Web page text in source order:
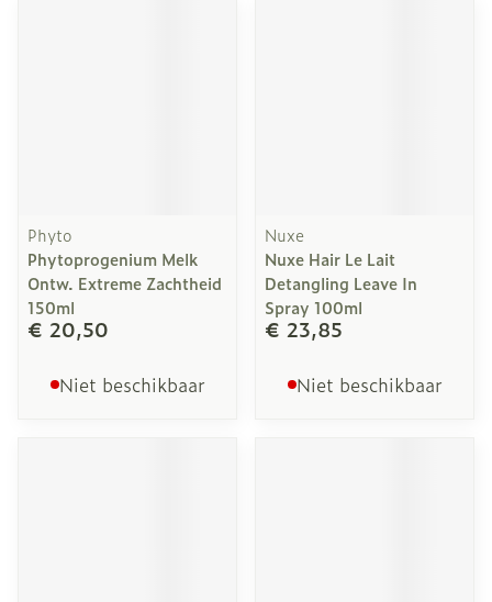
Phyto
Phytoprogenium Melk
Ontw. Extreme Zachtheid
150ml
€ 20,50
Niet beschikbaar
Nuxe
Nuxe Hair Le Lait
Detangling Leave In
Spray 100ml
€ 23,85
Niet beschikbaar